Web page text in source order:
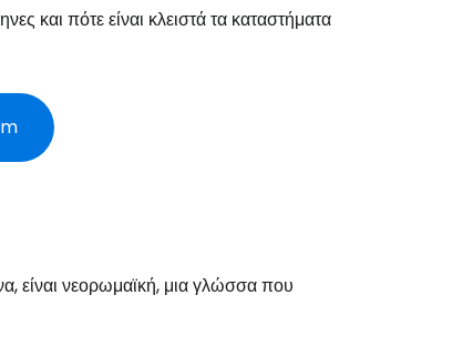
και πότε είναι κλειστά τα καταστήματα
είναι νεορωμαϊκή, μια γλώσσα που